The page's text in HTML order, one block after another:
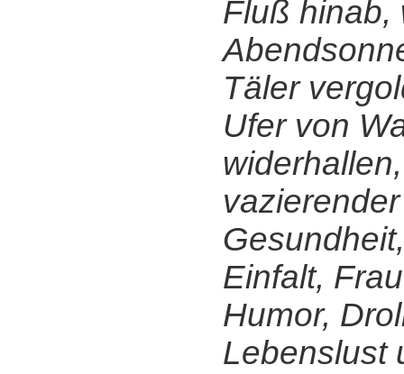
Fluß hinab,
Täler
Ufer von
Einfalt,
Humor,
Lebenslust